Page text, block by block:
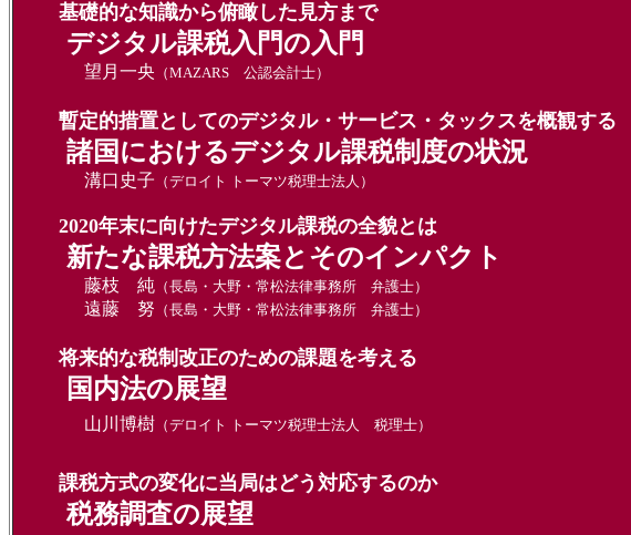
基礎的な知識から俯瞰した見方まで
デジタル課税入門の入門
望月一央 （MAZARS 公認会計士）
暫定的措置としてのデジタル・サービス・タックスを概観する
諸国におけるデジタル課税制度の状況
溝口史子 （デロイト トーマツ税理士法人）
2020年末に向けたデジタル課税の全貌とは
新たな課税方法案とそのインパクト
藤枝 純 （長島・大野・常松法律事務所 弁護士）
遠藤 努 （長島・大野・常松法律事務所 弁護士）
将来的な税制改正のための課題を考える
国内法の展望
山川博樹 （デロイト トーマツ税理士法人 税理士）
課税方式の変化に当局はどう対応するのか
税務調査の展望